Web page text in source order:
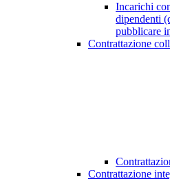
Incarichi
dipendenti
pubblicare
Contrattazione
Contrattazione